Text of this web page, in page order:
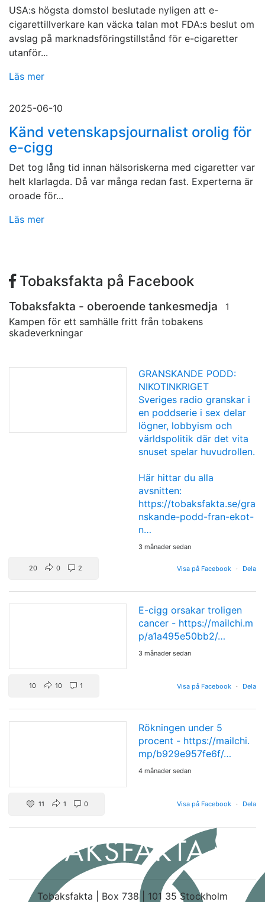
USA:s högsta domstol beslutade nyligen att e-
cigarettillverkare kan väcka talan mot FDA:s beslut om
avslag på marknadsföringstillstånd för e-cigaretter
utanför...
Läs mer
2025-06-10
Känd vetenskapsjournalist orolig för
e-cigg
Det tog lång tid innan hälsoriskerna med cigaretter var
helt klarlagda. Då var många redan fast. Experterna är
oroade för...
Läs mer
Tobaksfakta på Facebook
Tobaksfakta - oberoende tankesmedja 1
Kampen för ett samhälle fritt från tobakens
skadeverkningar
GRANSKANDE PODD:
NIKOTINKRIGET
Sveriges radio granskar i
en poddserie i sex delar
lögner, lobbyism och
världspolitik där det vita
snuset spelar huvudrollen.
Här hittar du alla
avsnitten:
https://tobaksfakta.se/gra
nskande-podd-fran-ekot-
n…
3 månader sedan
Visa på Facebook · Dela
20 0 2
E-cigg orsakar troligen
cancer - https://mailchi.m
p/a1a495e50bb2/…
3 månader sedan
Visa på Facebook · Dela
10 10 1
Rökningen under 5
procent - https://mailchi.
mp/b929e957fe6f/…
4 månader sedan
Visa på Facebook · Dela
11 1 0
Tobaksfakta | Box 738 | 101 35 Stockholm